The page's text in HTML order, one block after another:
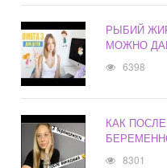
РЫБИЙ
МОЖНО
6398
КАК
8301